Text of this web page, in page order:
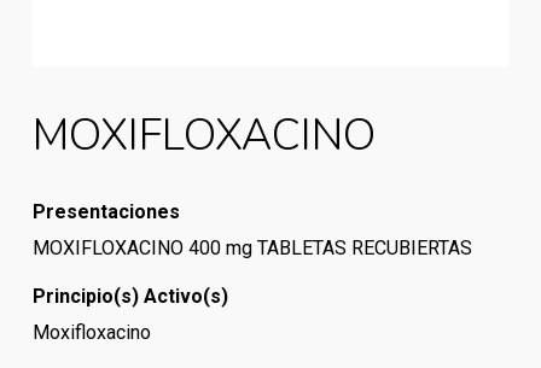
MOXIFLOXACINO
Presentaciones
MOXIFLOXACINO 400 mg TABLETAS RECUBIERTAS
Principio(s) Activo(s)
Moxifloxacino